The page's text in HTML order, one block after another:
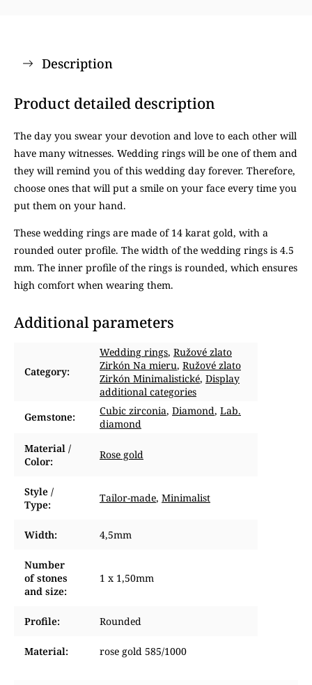
Description
Product detailed description
The day you swear your devotion and love to each other will
have many witnesses. Wedding rings will be one of them and
they will remind you of this wedding day forever. Therefore,
choose ones that will put a smile on your face every time you
put them on your hand.
These wedding rings are made of 14 karat gold, with a
rounded outer profile. The width of the wedding rings is 4.5
mm. The inner profile of the rings is rounded, which ensures
high comfort when wearing them.
Additional parameters
Category:
Wedding rings, Ružové zlato
Zirkón Na mieru, Ružové zlato
Zirkón Minimalistické, Display
additional categories
Gemstone: Cubic zirconia, Diamond, Lab.
diamond
Material /
Color:
Rose gold
Style /
Type:
Tailor-made, Minimalist
Width: 4,5mm
Number
of stones
and size:
1 x 1,50mm
Profile: Rounded
Material: rose gold 585/1000